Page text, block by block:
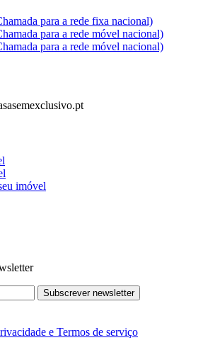
para a rede fixa nacional)
para a rede móvel nacional)
para a rede móvel nacional)
imóvel
Subscrever newsletter
e Termos de serviço